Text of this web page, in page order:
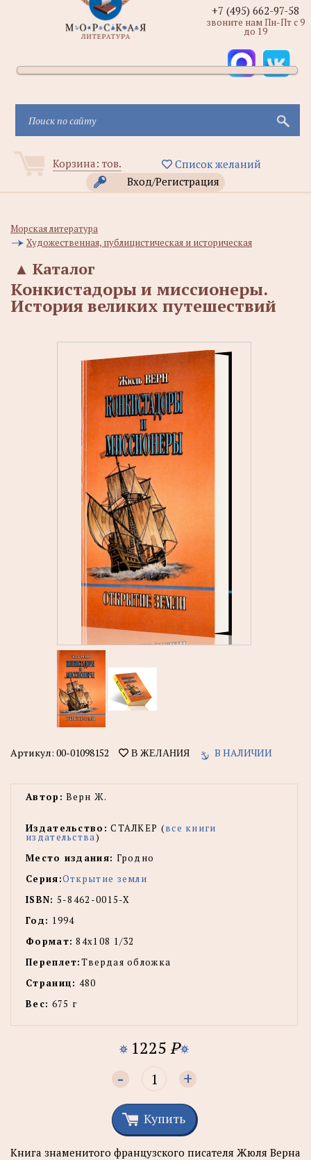
Корзина: тов.
Список желаний
Вход/Регистрация
+7 (495) 662-97-58
звоните нам Пн-Пт с 9
до 19
Морская литература
Художественная, публицистическая и историческая
Каталог
▲
Конкистадоры и миссионеры.
История великих путешествий
Артикул: 00-01098152 В ЖЕЛАНИЯ В НАЛИЧИИ
Автор: Верн Ж.
Издательство: СТАЛКЕР (все книги
издательства)
Место издания: Гродно
Серия:Открытие земли
ISBN: 5-8462-0015-X
Год: 1994
Формат: 84х108 1/32
Переплет:Твердая обложка
Страниц: 480
Вес: 675 г
1225 P
- +
Купить
Книга знаменитого французского писателя Жюля Верна